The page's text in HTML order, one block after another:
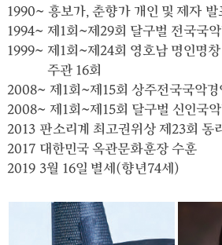
1990~ 흥보가, 춘향가 개인 및 제자
1994~ 제1회~제29회 달구벌 전국국
1999~ 제1회~제24회 영호남 명인명
주관 16회
2008~ 제1회~제15회 상주전국국악
2008~ 제1회~제15회 달구벌 신인국
2013 판소리계 최고권위상 제23회 동
2017 대한민국 옥관문화훈장 수훈
2019 3월 16일 별세(향년74세)